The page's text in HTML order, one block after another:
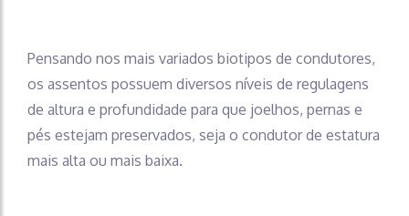
Pensando nos mais variados biotipos de condutores,
os assentos possuem diversos níveis de regulagens
de altura e profundidade para que joelhos, pernas e
pés estejam preservados, seja o condutor de estatura
mais alta ou mais baixa.